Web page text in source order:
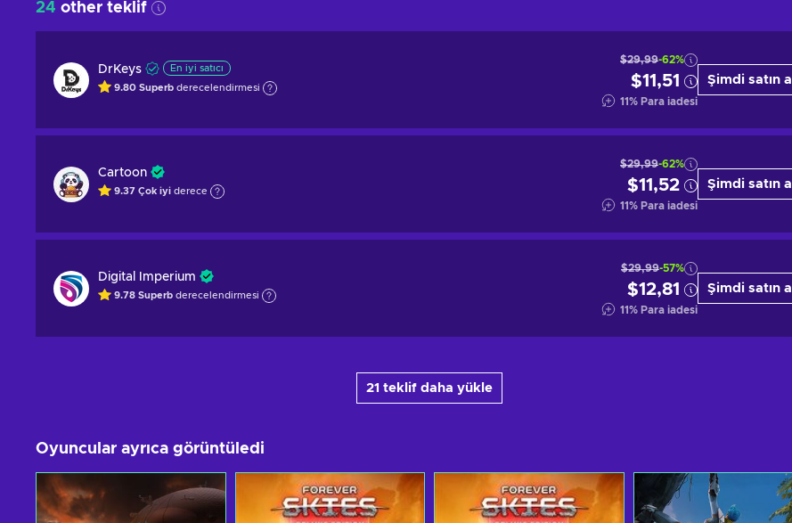
24 other teklif
DrKeys En iyi satıcı
9.80 Superb derecelendirmesi
$29,99-62%
$11,51
11% Para iadesi
Şimdi satın al
Cartoon
9.37 Çok iyi derece
$29,99-62%
$11,52
11% Para iadesi
Şimdi satın al
Digital Imperium
9.78 Superb derecelendirmesi
$29,99-57%
$12,81
11% Para iadesi
Şimdi satın al
21 teklif daha yükle
Oyuncular ayrıca görüntüledi